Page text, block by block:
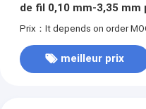
de fil 0,10 mm-3,35
à longue durée de vie
Prix：It depends on order
meilleur prix